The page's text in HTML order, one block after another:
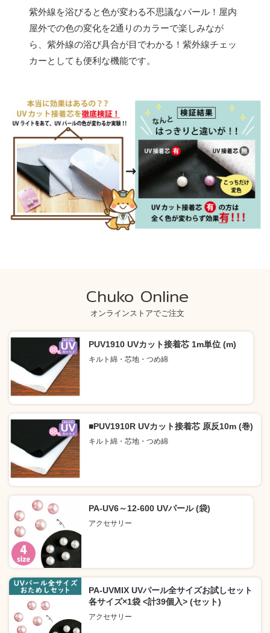
紫外線を浴びると色が変わる不思議なパール！屋内
屋外での色の変化を2通りのカラーで楽しみなが
ら、紫外線の浴び具合が目でわかる！紫外線チェッ
カーとしても便利な機能です。
Chuko Online
オンラインストアでご注文
PUV1910 UVカット接着芯 1m単位 (m)
キルト綿・芯地・つめ綿
■PUV1910R UVカット接着芯 原反10m (巻)
キルト綿・芯地・つめ綿
PA-UV6～12-600 UVパール (袋)
アクセサリー
PA-UVMIX UVパール全サイズお試しセット
各サイズ×1袋 <計39個入> (セット)
アクセサリー